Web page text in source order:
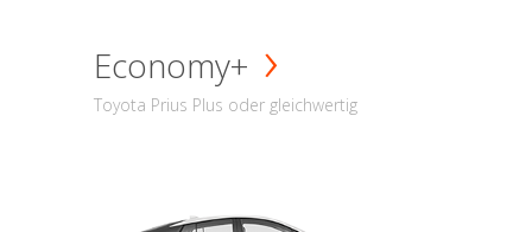
Economy+
Toyota Prius Plus oder gleichwertig